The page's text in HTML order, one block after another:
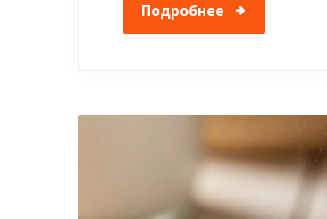
Подробнее